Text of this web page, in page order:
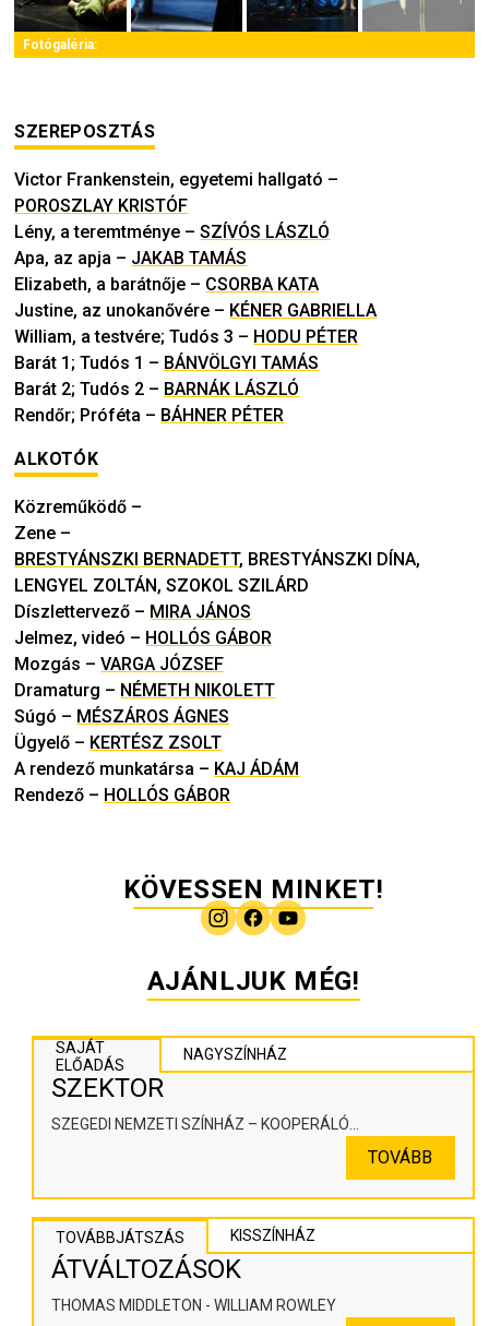
Fotógaléria:
SZEREPOSZTÁS
Victor Frankenstein, egyetemi hallgató –
POROSZLAY KRISTÓF
Lény, a teremtménye –SZÍVÓS LÁSZLÓ
Apa, az apja – JAKAB TAMÁS
Elizabeth, a barátnője – CSORBA KATA
Justine, az unokanővére – KÉNER GABRIELLA
William, a testvére; Tudós 3 – HODU PÉTER
Barát 1; Tudós 1 – BÁNVÖLGYI TAMÁS
Barát 2; Tudós 2 – BARNÁK LÁSZLÓ
Rendőr; Próféta – BÁHNER PÉTER
ALKOTÓK
Közreműködő –
Zene –
BRESTYÁNSZKI BERNADETT, BRESTYÁNSZKI DÍNA,
LENGYEL ZOLTÁN,SZOKOL SZILÁRD
Díszlettervező – MIRA JÁNOS
Jelmez, videó – HOLLÓS GÁBOR
Mozgás –VARGA JÓZSEF
Dramaturg – NÉMETH NIKOLETT
Súgó – MÉSZÁROS ÁGNES
Ügyelő – KERTÉSZ ZSOLT
A rendező munkatársa – KAJ ÁDÁM
Rendező – HOLLÓS GÁBOR
KÖVESSEN MINKET!
AJÁNLJUK MÉG!
SAJÁT
ELŐADÁS
NAGYSZÍNHÁZ
SZEKTOR
SZEGEDI NEMZETI SZÍNHÁZ – KOOPERÁLÓ
TOVÁBB
TOVÁBBJÁTSZÁS KISSZÍNHÁZ
ÁTVÁLTOZÁSOK
THOMAS MIDDLETON - WILLIAM ROWLEY